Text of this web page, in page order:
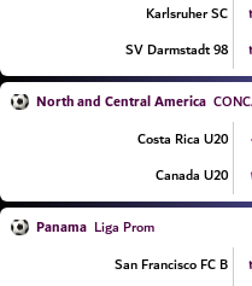
Karlsruher SC
SV Darmstadt 98
North and Central America
Costa Rica U20
۰
Canada U20
Panama Liga Prom
San Francisco FC B